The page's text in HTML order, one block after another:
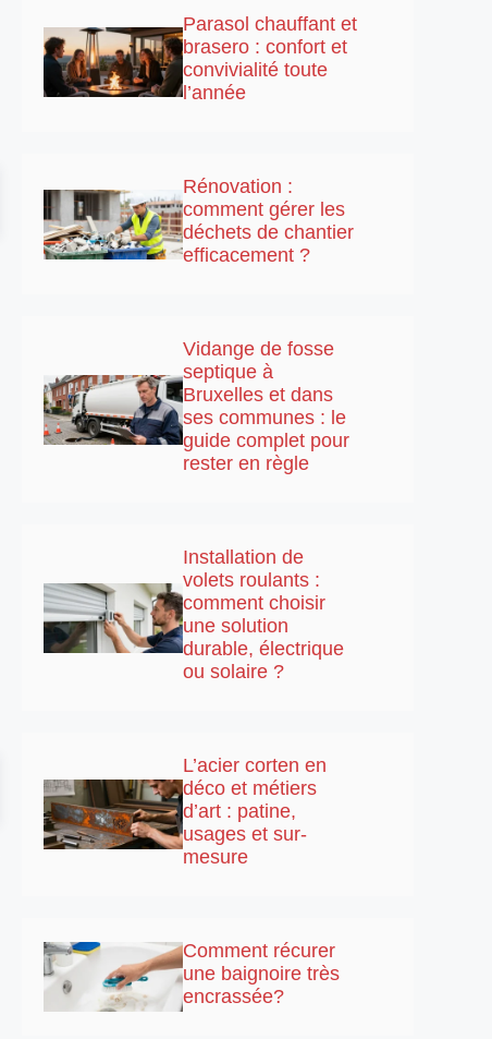
Parasol chauffant et
brasero : confort et
convivialité toute
l’année
Rénovation :
comment gérer les
déchets de chantier
efficacement ?
Vidange de fosse
septique à
Bruxelles et dans
ses communes : le
guide complet pour
rester en règle
Installation de
volets roulants :
comment choisir
une solution
durable, électrique
ou solaire ?
L’acier corten en
déco et métiers
d’art : patine,
usages et sur-
mesure
Comment récurer
une baignoire très
encrassée?